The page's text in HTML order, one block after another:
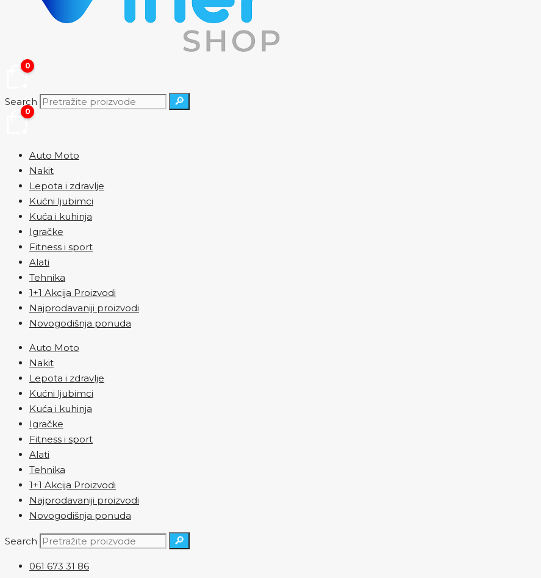
0
Search 🔎
0
Auto Moto
Nakit
Lepota i zdravlje
Kućni ljubimci
Kuća i kuhinja
Igračke
Fitness i sport
Alati
Tehnika
1+1 Akcija Proizvodi
Najprodavaniji proizvodi
Novogodišnja ponuda
Auto Moto
Nakit
Lepota i zdravlje
Kućni ljubimci
Kuća i kuhinja
Igračke
Fitness i sport
Alati
Tehnika
1+1 Akcija Proizvodi
Najprodavaniji proizvodi
Novogodišnja ponuda
Search 🔎
061 673 31 86